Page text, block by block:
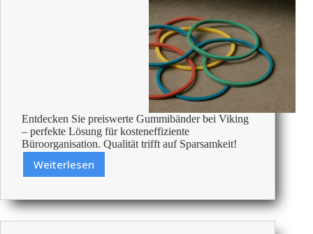
Entdecken Sie preiswerte Gummibänder bei Viking
– perfekte Lösung für kosteneffiziente
Büroorganisation. Qualität trifft auf Sparsamkeit!
Weiterlesen
Billige
–
Bezahlbare
Büroartikel